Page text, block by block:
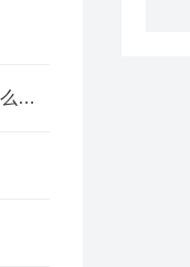
标量水听器是如何工作的，有什么特点呢